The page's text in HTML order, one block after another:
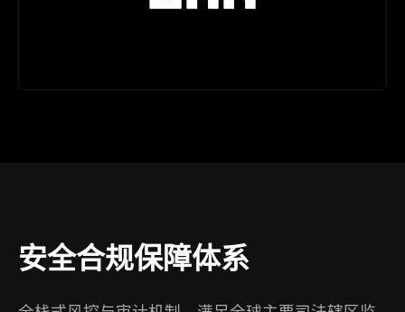
安全合规保障体系